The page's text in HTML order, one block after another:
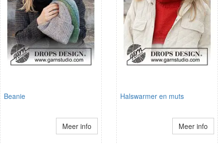
Beanie
Meer info
Halswarmer en muts
Meer info